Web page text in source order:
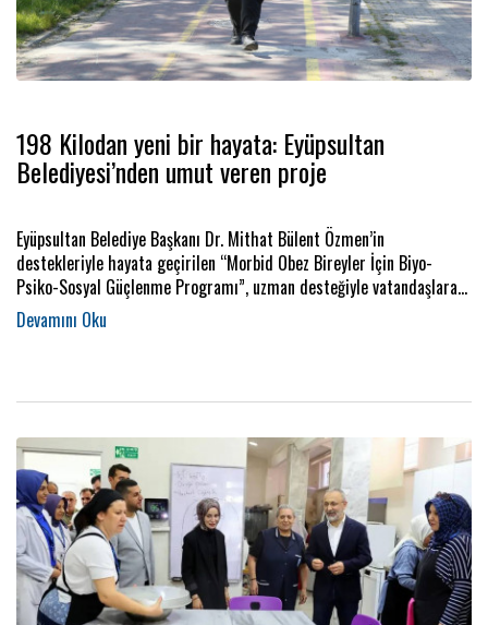
198 Kilodan yeni bir hayata: Eyüpsultan
Belediyesi’nden umut veren proje
​​​​​​​Eyüpsultan Belediye Başkanı Dr. Mithat Bülent Özmen’in
destekleriyle hayata geçirilen “Morbid Obez Bireyler İçin Biyo-
Psiko-Sosyal Güçlenme Programı”, uzman desteğiyle vatandaşlara
sağlıklı yaşam yolunda umut oluyor. Programa 198 kiloyla başlayan
Yusuf Karakurt, 6 ayda 25 kilo vererek hem sağlığına hem de yaşam